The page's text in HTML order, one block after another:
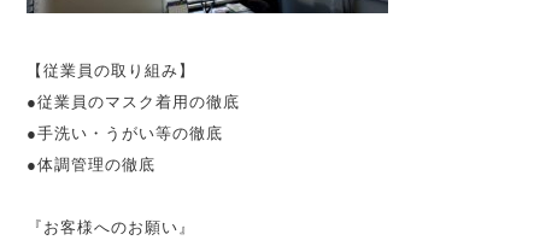
【従業員の取り組み】
●従業員のマスク着用の徹底
●手洗い・うがい等の徹底
●体調管理の徹底
『お客様へのお願い』